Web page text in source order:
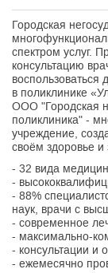
Городская
спектром услуг.
консультацию
в поликлинике
ООО "Городская
поликлиника" -
учреждение,
своём здоровье и
- 32 вида
-
- 88%
наук, врачи с
- современное
- максимально-
- консультации и
- ежемесячно